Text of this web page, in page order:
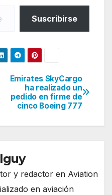
Suscribirse
Emirates SkyCargo
ha realizado un
pedido en firme de
cinco Boeing 777
y redactor en Aviation
en aviación